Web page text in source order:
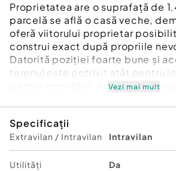
Proprietatea are o suprafață de
parcelă se află o casă veche,
oferă viitorului proprietar
construi exact după propriile
Datorită poziției foarte bune și
terenul este potrivit atât pentru
pentru investiție. Actele sunt
Pentru detalii suplimentare sau
puteți contacta.
Cod ofertă / ID BLITZ: P172512
Id intern: P172512
Vezi mai mult
Specificații
Extravilan / Intravilan Intravilan
Utilități Da